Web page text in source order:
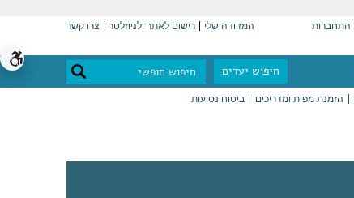
התחברות המזוודה שלי רישום לאתר ולניוזלטר צרו קשר
חיפוש יעדים
הזמנת מפות ומדריכים ביטוח נסיעות